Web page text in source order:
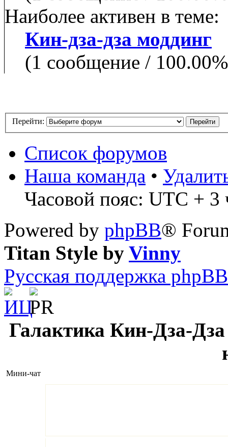
Наиболее активен в теме:
Кин-дза-дза моддинг
(1 сообщение /
Перейти:
Список форумов
Наша команда •
Часовой пояс: UTC + 3
Powered by phpBB®
Titan Style by Vinny
Русская поддержка phpBB
Галактика Кин-Дза-Дза
Мини-чат